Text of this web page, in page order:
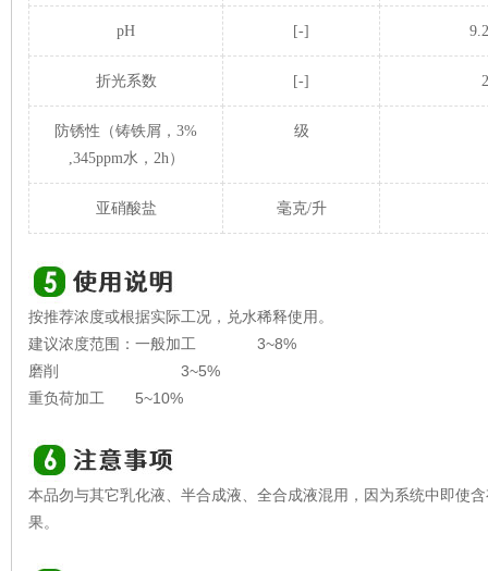
pH [-] 9.2
折光系数 [-]
防锈性（铸铁屑，3%
,345ppm水，2h）
级
亚硝酸盐 毫克/升
按推荐浓度或根据实际工况，兑水稀释使用。
建议浓度范围：一般加工 3~8%
磨削 3~5%
重负荷加工 5~10%
本品勿与其它乳化液、半合成液、全合成液混用，因为系统中即使
果。